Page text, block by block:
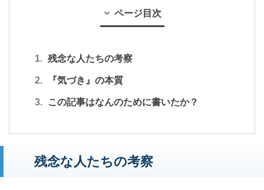
ページ目次
残念な人たちの考察
『気づき』の本質
この記事はなんのために書いたか？
残念な人たちの考察